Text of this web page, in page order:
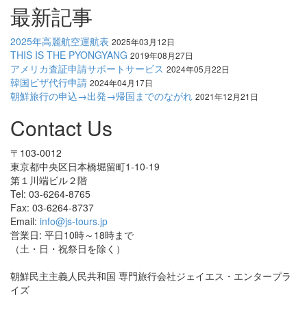
最新記事
2025年高麗航空運航表 2025年03月12日
THIS IS THE PYONGYANG 2019年08月27日
アメリカ査証申請サポートサービス 2024年05月22日
韓国ビザ代行申請 2024年04月17日
朝鮮旅行の申込→出発→帰国までのながれ 2021年12月21日
Contact Us
〒103-0012
東京都中央区日本橋堀留町1-10-19
第１川端ビル２階
Tel: 03-6264-8765
Fax: 03-6264-8737
Email: info@js-tours.jp
営業日: 平日10時～18時まで
（土・日・祝祭日を除く）
朝鮮民主主義人民共和国 専門旅行会社ジェイエス・エンタープラ
イズ